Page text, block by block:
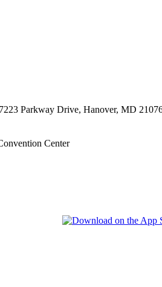
Parkway Drive, Hanover, MD
Center